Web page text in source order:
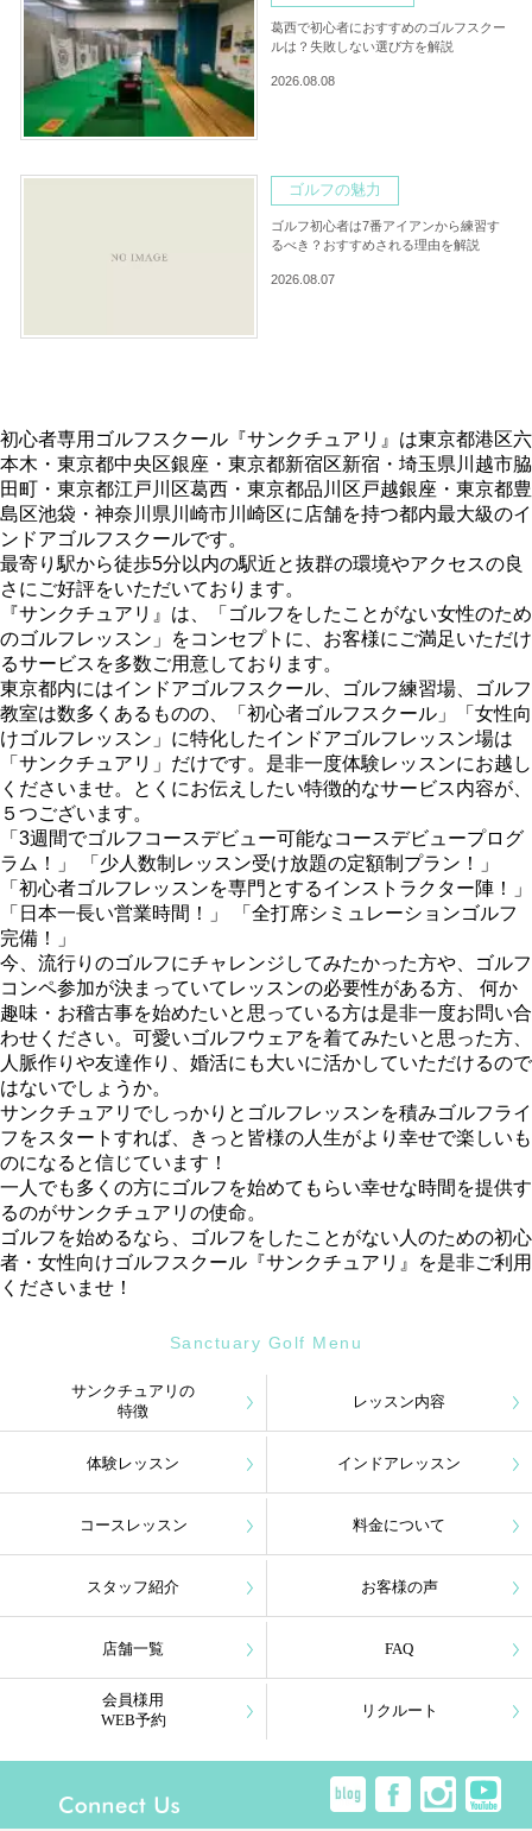
葛西で初心者におすすめのゴルフスクー
ルは？失敗しない選び方を解説
2026.08.08
ゴルフの魅力
ゴルフ初心者は7番アイアンから練習す
るべき？おすすめされる理由を解説
2026.08.07
初心者専用ゴルフスクール『サンクチュアリ』は東京都港区六
本木・東京都中央区銀座・東京都新宿区新宿・埼玉県川越市脇
田町・東京都江戸川区葛西・東京都品川区戸越銀座・東京都豊
島区池袋・神奈川県川崎市川崎区に店舗を持つ都内最大級のイ
ンドアゴルフスクールです。
最寄り駅から徒歩5分以内の駅近と抜群の環境やアクセスの良
さにご好評をいただいております。
『サンクチュアリ』は、「ゴルフをしたことがない女性のため
のゴルフレッスン」をコンセプトに、お客様にご満足いただけ
るサービスを多数ご用意しております。
東京都内にはインドアゴルフスクール、ゴルフ練習場、ゴルフ
教室は数多くあるものの、「初心者ゴルフスクール」「女性向
けゴルフレッスン」に特化したインドアゴルフレッスン場は
「サンクチュアリ」だけです。是非一度体験レッスンにお越し
くださいませ。とくにお伝えしたい特徴的なサービス内容が、
５つございます。
「3週間でゴルフコースデビュー可能なコースデビュープログ
ラム！」 「少人数制レッスン受け放題の定額制プラン！」
「初心者ゴルフレッスンを専門とするインストラクター陣！」
「日本一長い営業時間！」 「全打席シミュレーションゴルフ
完備！」
今、流行りのゴルフにチャレンジしてみたかった方や、ゴルフ
コンペ参加が決まっていてレッスンの必要性がある方、 何か
趣味・お稽古事を始めたいと思っている方は是非一度お問い合
わせください。可愛いゴルフウェアを着てみたいと思った方、
人脈作りや友達作り、婚活にも大いに活かしていただけるので
はないでしょうか。
サンクチュアリでしっかりとゴルフレッスンを積みゴルフライ
フをスタートすれば、きっと皆様の人生がより幸せで楽しいも
のになると信じています！
一人でも多くの方にゴルフを始めてもらい幸せな時間を提供す
るのがサンクチュアリの使命。
ゴルフを始めるなら、ゴルフをしたことがない人のための初心
者・女性向けゴルフスクール『サンクチュアリ』を是非ご利用
くださいませ！
Sanctuary Golf Menu
サンクチュアリの
特徴
レッスン内容
体験レッスン インドアレッスン
コースレッスン 料金について
スタッフ紹介 お客様の声
店舗一覧 FAQ
会員様用
WEB予約
リクルート